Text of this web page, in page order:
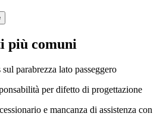
più comuni
sul parabrezza lato passeggero
per difetto di progettazione
e mancanza di assistenza con